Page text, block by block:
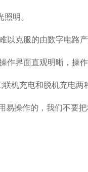
明。
克服的由数字电路产
作界面直观明晰，操作
;联机充电和脱机充电两
操作的，我们不要